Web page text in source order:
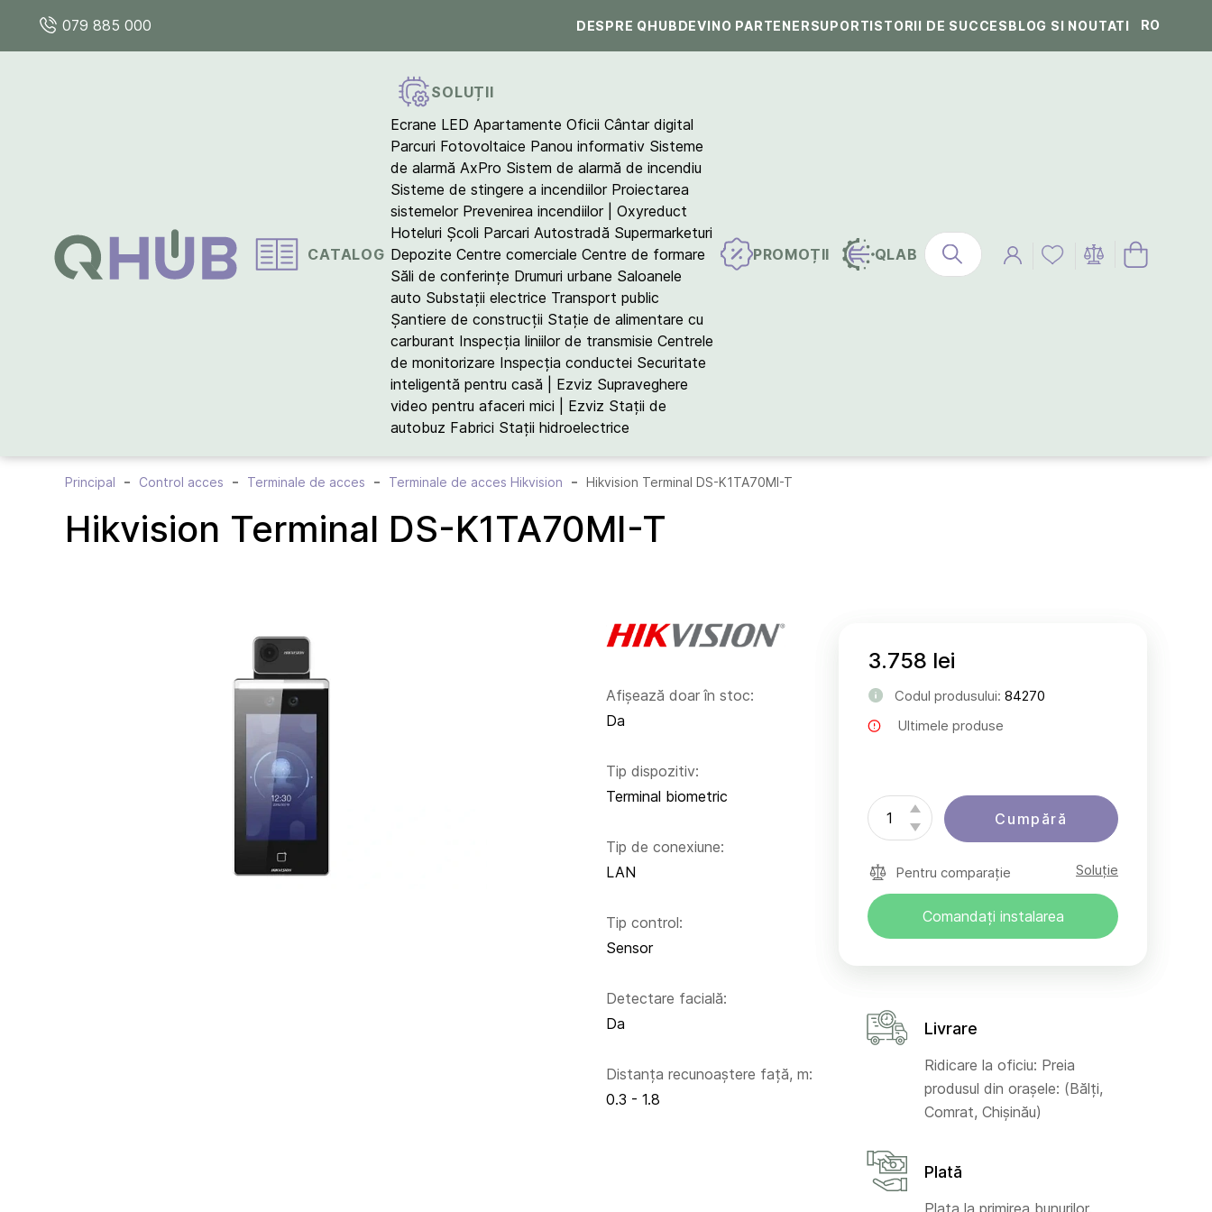
079 885 000 DESPRE QHUBDEVINO PARTENERSUPORTISTORII DE SUCCESBLOG SI NOUTATI RO
CATALOG
SOLUȚII
Ecrane LED Apartamente Oficii Cântar digital
Parcuri Fotovoltaice Panou informativ Sisteme
de alarmă AxPro Sistem de alarmă de incendiu
Sisteme de stingere a incendiilor Proiectarea
sistemelor Prevenirea incendiilor | Oxyreduct
Hoteluri Școli Parcari Autostradă Supermarketuri
Depozite Centre comerciale Centre de formare
Săli de conferințe Drumuri urbane Saloanele
auto Substații electrice Transport public
Șantiere de construcții Stație de alimentare cu
carburant Inspecția liniilor de transmisie Centrele
de monitorizare Inspecția conductei Securitate
inteligentă pentru casă | Ezviz Supraveghere
video pentru afaceri mici | Ezviz Stații de
autobuz Fabrici Stații hidroelectrice
PROMOȚII QLAB
Principal Control acces Terminale de acces Terminale de acces Hikvision Hikvision Terminal DS-K1TA70MI-T
Hikvision Terminal DS-K1TA70MI-T
Afișează doar în stoc:
Da
Tip dispozitiv:
Terminal biometric
Tip de conexiune:
LAN
Tip control:
Sensor
Detectare facială:
Da
Distanța recunoaștere față, m:
0.3 - 1.8
3.758 lei
Codul produsului: 84270
Ultimele produse
Cumpără
Pentru comparație Soluție
Comandați instalarea
Livrare
Ridicare la oficiu: Preia
produsul din orașele: (Bălți,
Comrat, Chișinău)
Plată
Plata la primirea bunurilor,